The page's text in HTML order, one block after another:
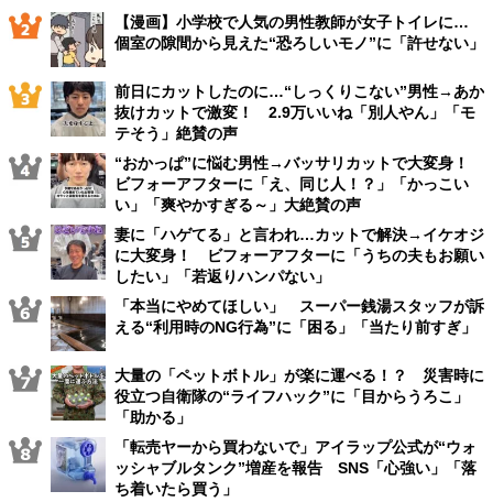
【漫画】小学校で人気の男性教師が女子トイレに…
個室の隙間から見えた“恐ろしいモノ”に「許せない」
前日にカットしたのに…“しっくりこない”男性→あか
抜けカットで激変！ 2.9万いいね「別人やん」「モ
テそう」絶賛の声
“おかっぱ”に悩む男性→バッサリカットで大変身！
ビフォーアフターに「え、同じ人！？」「かっこい
い」「爽やかすぎる～」大絶賛の声
妻に「ハゲてる」と言われ…カットで解決→イケオジ
に大変身！ ビフォーアフターに「うちの夫もお願い
したい」「若返りハンパない」
「本当にやめてほしい」 スーパー銭湯スタッフが訴
える“利用時のNG行為”に「困る」「当たり前すぎ」
大量の「ペットボトル」が楽に運べる！？ 災害時に
役立つ自衛隊の“ライフハック”に「目からうろこ」
「助かる」
「転売ヤーから買わないで」アイラップ公式が“ウォ
ッシャブルタンク”増産を報告 SNS「心強い」「落
ち着いたら買う」